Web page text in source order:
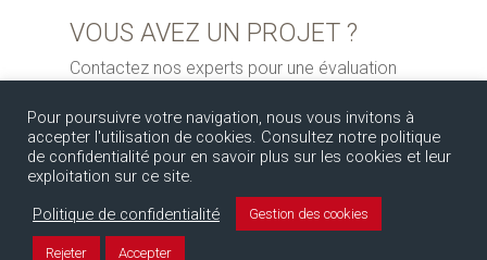
VOUS AVEZ UN PROJET ?
Contactez nos experts pour une évaluation
Pour poursuivre votre navigation, nous vous invitons à
accepter l'utilisation de cookies. Consultez notre politique
de confidentialité pour en savoir plus sur les cookies et leur
exploitation sur ce site.
Politique de confidentialité
Gestion des cookies
Rejeter Accepter